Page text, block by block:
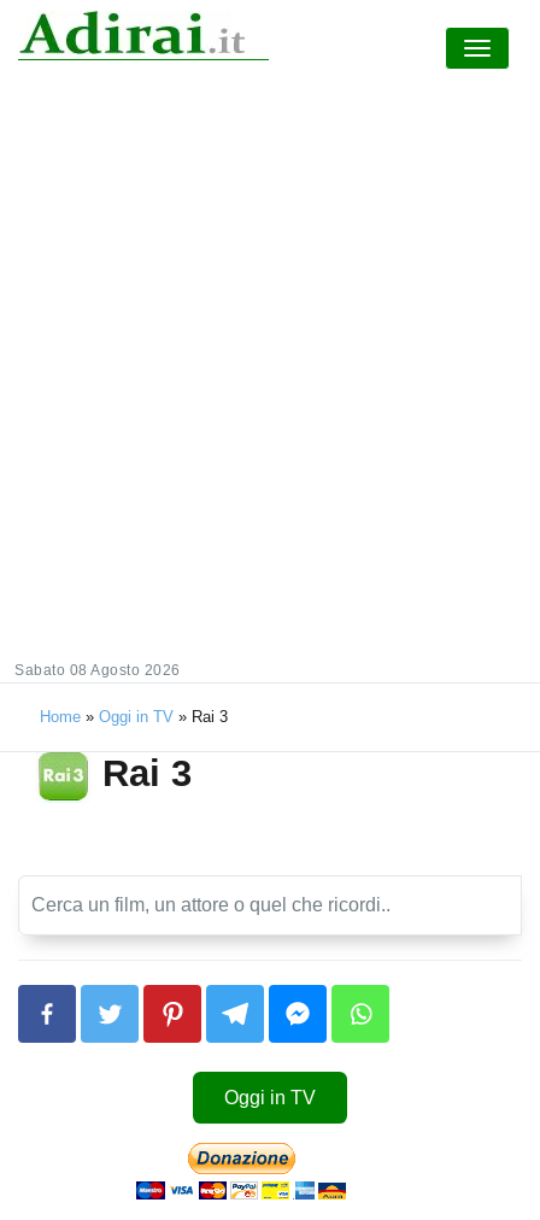
Sabato 08 Agosto 2026
Home » Oggi in TV » Rai 3
Rai 3
Oggi in TV